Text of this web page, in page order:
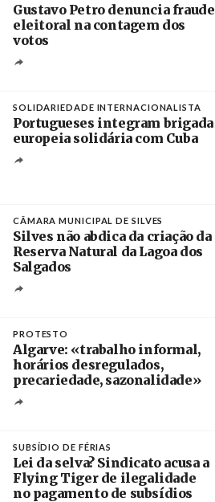
Gustavo Petro denuncia fraude
eleitoral na contagem dos
votos
SOLIDARIEDADE INTERNACIONALISTA
Portugueses integram brigada
europeia solidária com Cuba
CÂMARA MUNICIPAL DE SILVES
Silves não abdica da criação da
Reserva Natural da Lagoa dos
Salgados
PROTESTO
Algarve: «trabalho informal,
horários desregulados,
precariedade, sazonalidade»
SUBSÍDIO DE FÉRIAS
Lei da selva? Sindicato acusa a
Flying Tiger de ilegalidade
no pagamento de subsídios